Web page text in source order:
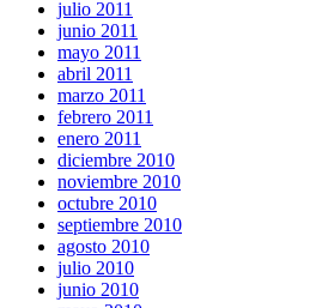
julio 2011
junio 2011
mayo 2011
abril 2011
marzo 2011
febrero 2011
enero 2011
diciembre 2010
noviembre 2010
octubre 2010
septiembre 2010
agosto 2010
julio 2010
junio 2010